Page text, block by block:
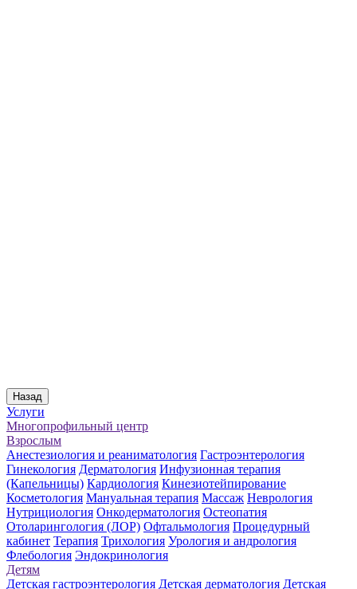
Назад
Услуги
Многопрофильный центр
Взрослым
Анестезиология и реаниматология Гастроэнтерология
Гинекология Дерматология Инфузионная терапия
(Капельницы) Кардиология Кинезиотейпирование
Косметология Мануальная терапия Массаж Неврология
Нутрициология Онкодерматология Остеопатия
Отоларингология (ЛОР) Офтальмология Процедурный
кабинет Терапия Трихология Урология и андрология
Флебология Эндокринология
Детям
Детская гастроэнтерология Детская дерматология Детская